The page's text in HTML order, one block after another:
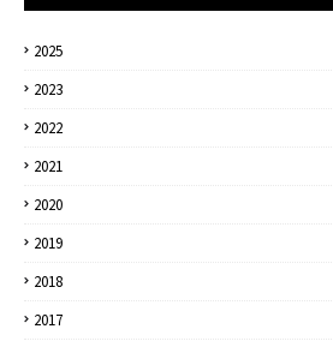
2025
2023
2022
2021
2020
2019
2018
2017